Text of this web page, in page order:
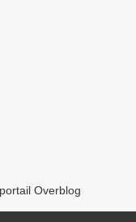
Overblog